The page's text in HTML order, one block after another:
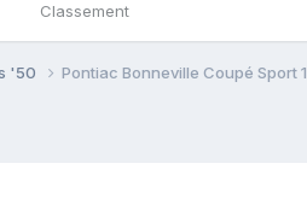
Classement
'50 Pontiac Bonneville Coupé Sport